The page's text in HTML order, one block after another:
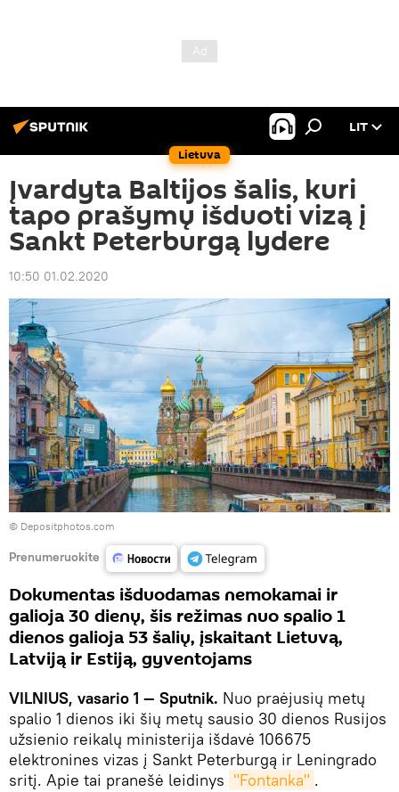
Lietuva
LIT
Įvardyta Baltijos šalis, kuri
tapo prašymų išduoti vizą į
Sankt Peterburgą lydere
10:50 01.02.2020
© Depositphotos.com
Prenumeruokite
Dokumentas išduodamas nemokamai ir
galioja 30 dienų, šis režimas nuo spalio 1
dienos galioja 53 šalių, įskaitant Lietuvą,
Latviją ir Estiją, gyventojams
VILNIUS, vasario 1 — Sputnik. Nuo praėjusių metų
spalio 1 dienos iki šių metų sausio 30 dienos Rusijos
užsienio reikalų ministerija išdavė 106675
elektronines vizas į Sankt Peterburgą ir Leningrado
sritį. Apie tai pranešė leidinys "Fontanka" .